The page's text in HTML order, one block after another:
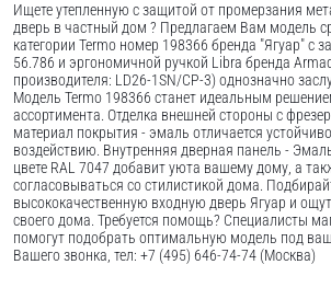
Ищете утепленную с защитой от промерзания
дверь в частный дом ? Предлагаем Вам модель
категории Termo номер 198366 бренда "Ягуар" с
56.786 и эргономичной ручкой Libra бренда
производителя: LD26-1SN/CP-3) однозначно
Модель Termo 198366 станет идеальным
ассортимента. Отделка внешней стороны с
материал покрытия - эмаль отличается
воздействию. Внутренняя дверная панель -
цвете RAL 7047 добавит уюта вашему дому, а
согласовываться со стилистикой дома.
высококачественную входную дверь Ягуар и
своего дома. Требуется помощь? Специалисты
помогут подобрать оптимальную модель под
Вашего звонка, тел: +7 (495) 646-74-74 (Москва)